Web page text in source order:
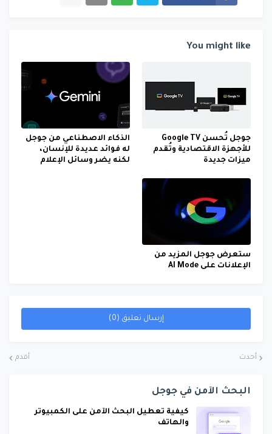
You might like
جوجل تُحسن Google TV
للأجهزة الاقتصادية وتُقدم
ميزات جديدة
الذكاء الاصطناعي من جوجل
له فوائد عديدة للإنسان،
لكنه يضر وسائل الإعلام
ستعرض جوجل المزيد من
الإعلانات على AI Mode
إرسال تعليق (0)
أحدث أقدم
البحث الآمن في جوجل
كيفية تعطيل البحث الآمن على الكمبيوتر
والهاتف